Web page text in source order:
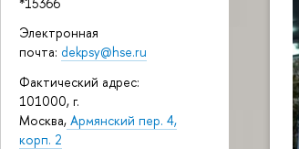
Электронная
почта: dekpsy@hse.ru
Фактический адрес:
101000, г.
Москва, Армянский пер. 4,
корп. 2